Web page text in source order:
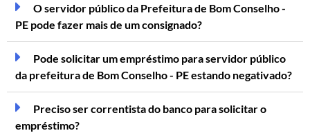
O servidor público da Prefeitura de Bom Conselho -
PE pode fazer mais de um consignado?
Pode solicitar um empréstimo para servidor público
da prefeitura de Bom Conselho - PE estando negativado?
Preciso ser correntista do banco para solicitar o
empréstimo?